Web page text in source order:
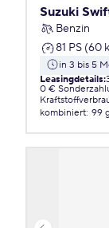
Suzuki
Benzin
81 PS (60
in 3 bis 5
Leasingdetails:
0 €
kombiniert: 99